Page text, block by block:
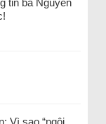
tin bà Nguyễn
Vì sao “ngôi